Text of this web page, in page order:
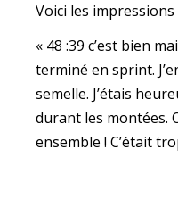
Voici les impressions
« 48 :39 c’est bien
terminé en sprint.
semelle. J’étais
durant les montées.
ensemble ! C’était